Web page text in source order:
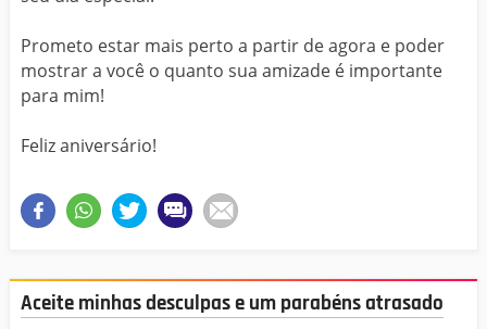
Prometo estar mais perto a partir de agora e poder
mostrar a você o quanto sua amizade é importante
para mim!
Feliz aniversário!
Aceite minhas desculpas e um parabéns atrasado